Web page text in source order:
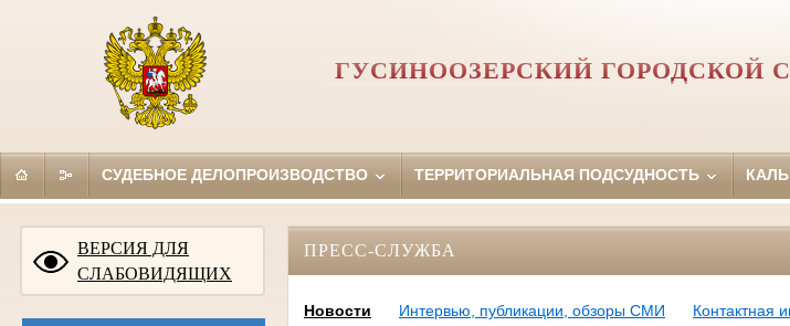
ГУСИНООЗЕРСКИЙ ГОРОДСКОЙ
СУДЕБНОЕ ДЕЛОПРОИЗВОДСТВО ТЕРРИТОРИАЛЬНАЯ ПОДСУДНОСТЬ
ВЕРСИЯ ДЛЯ
СЛАБОВИДЯЩИХ
ПРЕСС-СЛУЖБА
Новости Интервью, публикации, обзоры СМИ Контактная